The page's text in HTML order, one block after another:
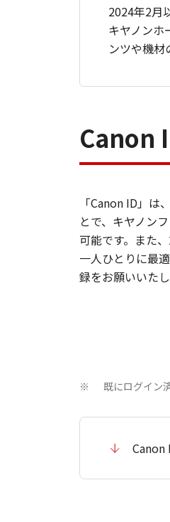
2024年2月
キヤノンホ
ンツや機材
Canon
「Canon ID」
とで、キヤノン
可能です。また
一人ひとりに最
録をお願いいた
※ 既にログイン
Canon